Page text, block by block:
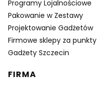
Programy Lojalnościowe
Pakowanie w Zestawy
Projektowanie Gadżetów
Firmowe sklepy za punkty
Gadżety Szczecin
FIRMA